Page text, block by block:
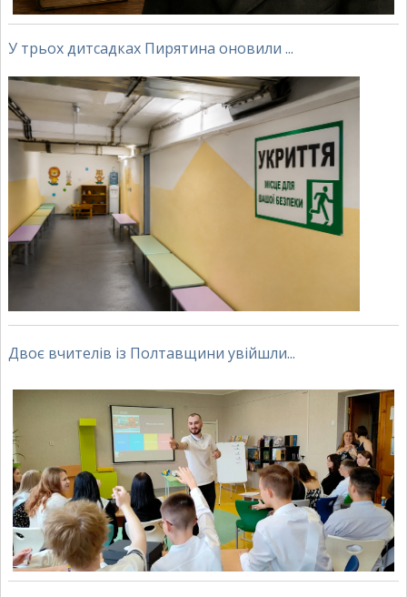
У трьох дитсадках Пирятина оновили ...
Двоє вчителів із Полтавщини увійшли...